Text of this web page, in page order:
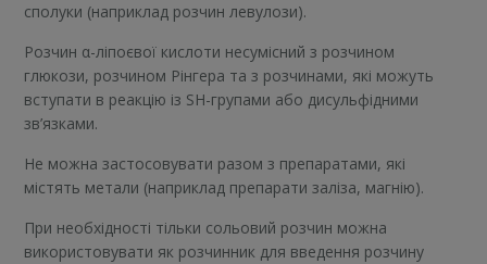
сполуки (наприклад розчин левулози).
Розчин α-ліпоєвої кислоти несумісний з розчином
глюкози, розчином Рінгера та з розчинами, які можуть
вступати в реакцію із SH-групами або дисульфідними
зв’язками.
Не можна застосовувати разом з препаратами, які
містять метали (наприклад препарати заліза, магнію).
При необхідності тільки сольовий розчин можна
використовувати як розчинник для введення розчину